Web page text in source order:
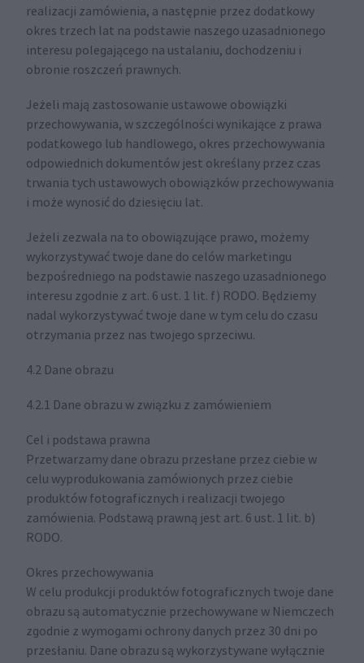
realizacji zamówienia, a następnie przez dodatkowy
okres trzech lat na podstawie naszego uzasadnionego
interesu polegającego na ustalaniu, dochodzeniu i
obronie roszczeń prawnych.
Jeżeli mają zastosowanie ustawowe obowiązki
przechowywania, w szczególności wynikające z prawa
podatkowego lub handlowego, okres przechowywania
odpowiednich dokumentów jest określany przez czas
trwania tych ustawowych obowiązków przechowywania
i może wynosić do dziesięciu lat.
Jeżeli zezwala na to obowiązujące prawo, możemy
wykorzystywać twoje dane do celów marketingu
bezpośredniego na podstawie naszego uzasadnionego
interesu zgodnie z art. 6 ust. 1 lit. f) RODO. Będziemy
nadal wykorzystywać twoje dane w tym celu do czasu
otrzymania przez nas twojego sprzeciwu.
4.2 Dane obrazu
4.2.1 Dane obrazu w związku z zamówieniem
Cel i podstawa prawna
Przetwarzamy dane obrazu przesłane przez ciebie w
celu wyprodukowania zamówionych przez ciebie
produktów fotograficznych i realizacji twojego
zamówienia. Podstawą prawną jest art. 6 ust. 1 lit. b)
RODO.
Okres przechowywania
W celu produkcji produktów fotograficznych twoje dane
obrazu są automatycznie przechowywane w Niemczech
zgodnie z wymogami ochrony danych przez 30 dni po
przesłaniu. Dane obrazu są wykorzystywane wyłącznie